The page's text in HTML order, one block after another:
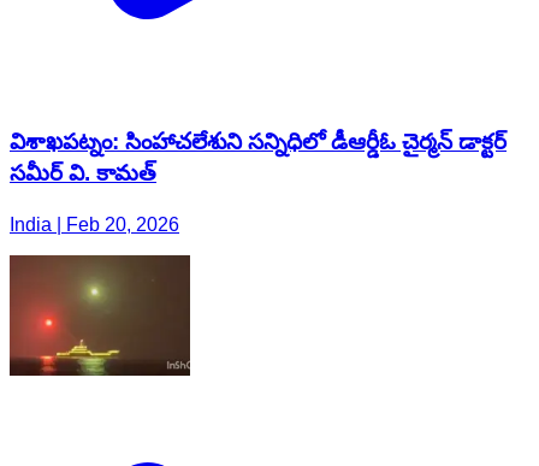
విశాఖపట్నం: సింహాచలేశుని సన్నిధిలో డీఆర్డీఓ చైర్మన్ డాక్టర్
సమీర్ వి. కామత్
India | Feb 20, 2026